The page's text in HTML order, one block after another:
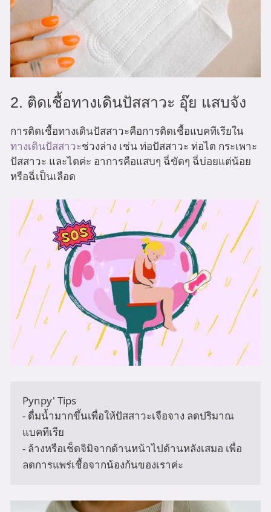
2. ติดเชื้อทางเดินปัสสาวะ อุ๊ย แสบจัง
การติดเชื้อทางเดินปัสสาวะคือการติดเชื้อแบคทีเรียใน
ทางเดินปัสสาวะช่วงล่าง เช่น ท่อปัสสาวะ ท่อไต กระเพาะ
ปัสสาวะ และไตค่ะ อาการคือแสบๆ ฉี่ขัดๆ ฉี่บ่อยแต่น้อย
หรือฉี่เป็นเลือด
Pynpy' Tips
- ดื่มน้ำมากขึ้นเพื่อให้ปัสสาวะเจือจาง ลดปริมาณ
แบคทีเรีย
- ล้างหรือเช็ดจิมิจากด้านหน้าไปด้านหลังเสมอ เพื่อ
ลดการแพร่เชื้อจากน้องก้นของเราค่ะ